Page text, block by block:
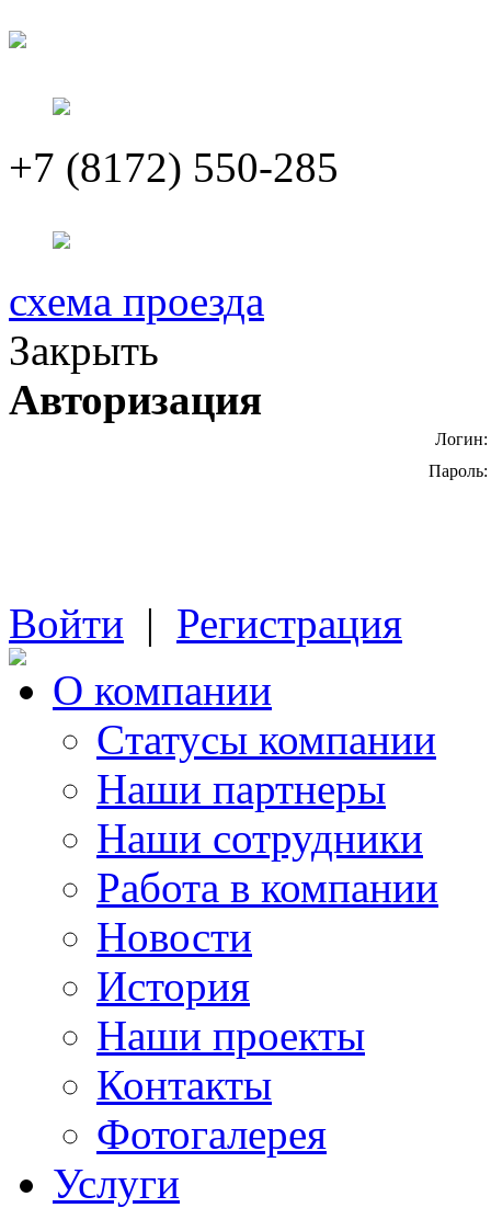
+7 (8172) 550-285
схема проезда
Закрыть
Авторизация
Логин:
Пароль:
Войти | Регистрация
О компании
Cтатусы компании
Наши партнеры
Наши сотрудники
Работа в компании
Новости
История
Наши проекты
Контакты
Фотогалерея
Услуги